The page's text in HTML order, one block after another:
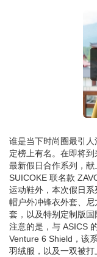
谁是当下时尚圈最引
定榜上有名。在即将
最新假日合作系列，
SUICOKE 联名款
运动鞋外，本次假日
帽户外冲锋衣外套、
套，以及特别定制版
注意的是，与 ASICS
Venture 6 Shield，该
羽绒服，以及一双被